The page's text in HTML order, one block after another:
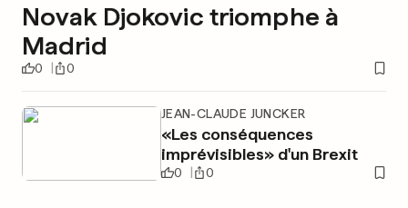
Novak Djokovic triomphe à
Madrid
0 0
JEAN-CLAUDE JUNCKER
«Les conséquences
imprévisibles» d'un Brexit
0 0